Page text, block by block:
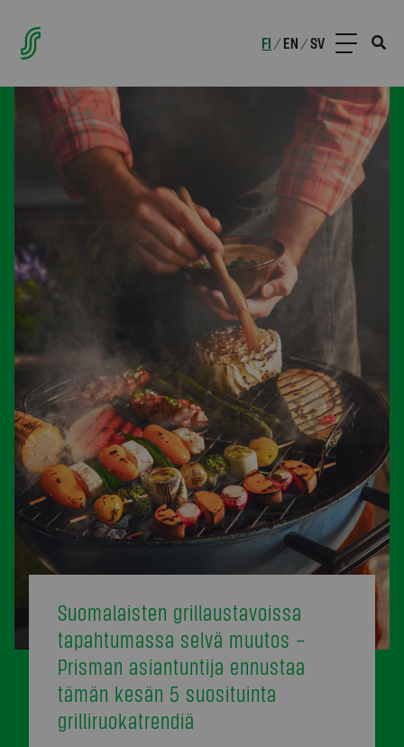
FI /EN /SV
Suomalaisten grillaustavoissa
tapahtumassa selvä muutos –
Prisman asiantuntija ennustaa
tämän kesän 5 suosituinta
grilliruokatrendiä